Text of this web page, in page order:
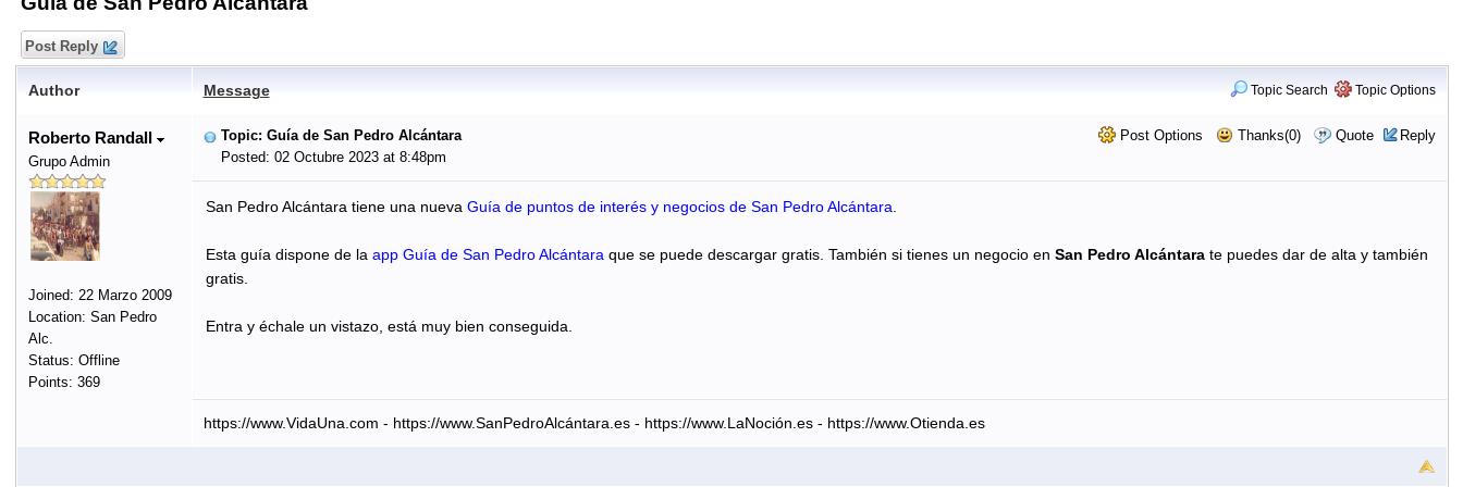
Post Reply
Author Message Topic Search Topic Options
Roberto Randall
Grupo Admin
Joined: 22 Marzo 2009
Location: San Pedro
Alc.
Status: Offline
Points: 369
Post Options Thanks(0) Quote Reply
Topic: Guía de San Pedro Alcántara
Posted: 02 Octubre 2023 at 8:48pm
San Pedro Alcántara tiene una nueva Guía de puntos de interés y negocios de San Pedro Alcántara
Esta guía dispone de la app Guía de San Pedro Alcántara que se puede descargar gratis. También si tienes un negocio en San Pedro Alcántarate puedes dar de alta y también
gratis.
Entra y échale un vistazo, está muy bien conseguida.
https://www.VidaUna.com - https://www.SanPedroAlcántara.es - https://www.LaNoción.es - https://www.Otienda.es